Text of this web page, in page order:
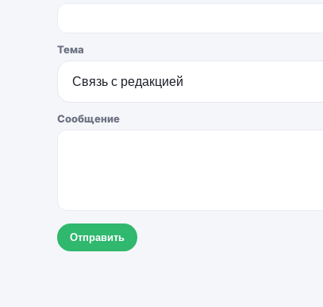
Тема
Сообщение
Отправить